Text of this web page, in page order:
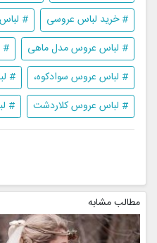
# خرید لباس عروسی
#
# لباس عروس مدل ماهی
#
# لباس عروس سوادکوه،
#
# لباس عروس کلاردشت
#
مطالب مشابه